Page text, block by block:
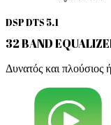
DSP DTS 5.1
32 BAND
Δυνατός και